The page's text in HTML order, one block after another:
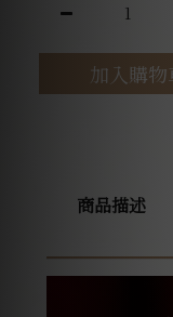
加入購物
商品描述